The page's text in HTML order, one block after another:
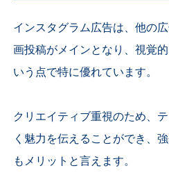
インスタグラム広告は、他の
画投稿がメインとなり、視覚
いう点で特に優れています。
クリエイティブ重視のため、
く魅力を伝えることができ、
もメリットと言えます。